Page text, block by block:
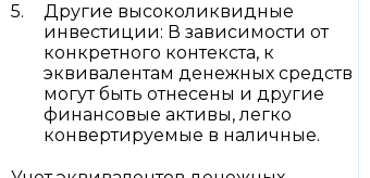
Другие высоколиквидные
инвестиции: В зависимости от
конкретного контекста, к
эквивалентам денежных средств
могут быть отнесены и другие
финансовые активы, легко
конвертируемые в наличные.